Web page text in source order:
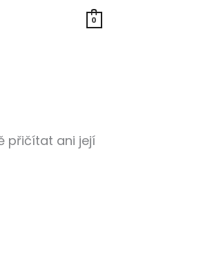
0
přičítat ani její